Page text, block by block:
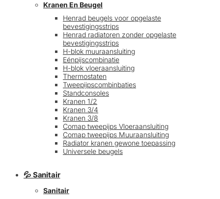
Kranen En Beugel
Henrad beugels voor opgelaste
bevestigingsstrips
Henrad radiatoren zonder opgelaste
bevestigingsstrips
H-blok muuraansluiting
Eénpijscombinatie
H-blok vloeraansluiting
Thermostaten
Tweepijpscombinbaties
Standconsoles
Kranen 1/2
Kranen 3/4
Kranen 3/8
Comap tweepijps Vloeraansluiting
Comap tweepijps Muuraansluiting
Radiator kranen gewone toepassing
Universele beugels
💦 Sanitair
Sanitair